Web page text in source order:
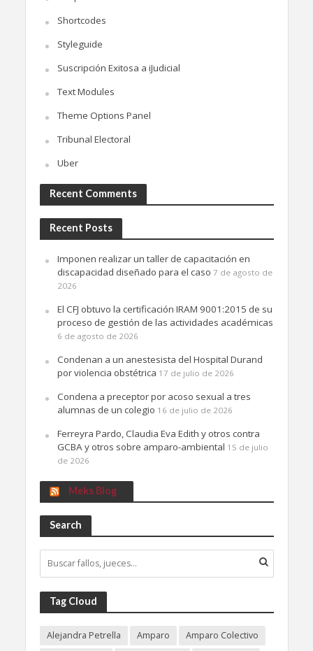
Shortcodes
Styleguide
Suscripción Exitosa a iJudicial
Text Modules
Theme Options Panel
Tribunal Electoral
Uber
Recent Comments
Recent Posts
Imponen realizar un taller de capacitación en
discapacidad diseñado para el caso 7 de agosto de
2026
El CFJ obtuvo la certificación IRAM 9001:2015 de su
proceso de gestión de las actividades académicas
6 de agosto de 2026
Condenan a un anestesista del Hospital Durand
por violencia obstétrica 17 de julio de 2026
Condena a preceptor por acoso sexual a tres
alumnas de un colegio 16 de julio de 2026
Ferreyra Pardo, Claudia Eva Edith y otros contra
GCBA y otros sobre amparo-ambiental 15 de julio
de 2026
Meks Blog
Search
Tag Cloud
Alejandra Petrella Amparo
Amparo Colectivo